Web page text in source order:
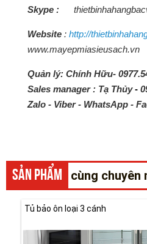
Skype :
Website : http://
www.mayepmiasieusach.vn
Quản lý: Chính Hữu-
Sales manager : Tạ Thủy-
Zalo - Viber - WhatsApp -
SẢN PHẨM cùng chuyên
Tủ bảo ôn loại 3 cánh